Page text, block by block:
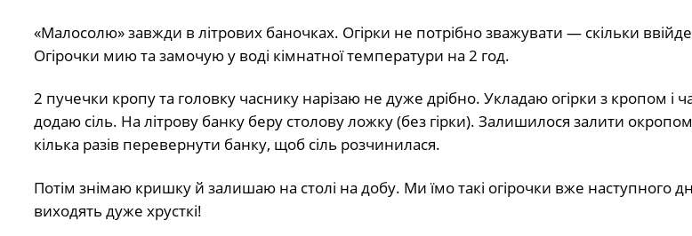
«Малосолю» завжди в літрових баночках. Огірки не потрібно зважувати — скільки
Огірочки мию та замочую у воді кімнатної температури на 2 год.
2 пучечки кропу та головку часнику нарізаю не дуже дрібно. Укладаю огірки з кропом і
додаю сіль. На літрову банку беру столову ложку (без гірки). Залишилося залити
кілька разів перевернути банку, щоб сіль розчинилася.
Потім знімаю кришку й залишаю на столі на добу. Ми їмо такі огірочки вже наступного
виходять дуже хрусткі!